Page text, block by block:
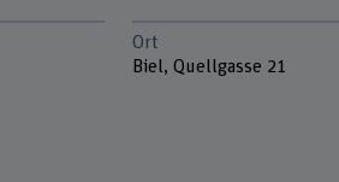
Ort
Biel, Quellgasse 21